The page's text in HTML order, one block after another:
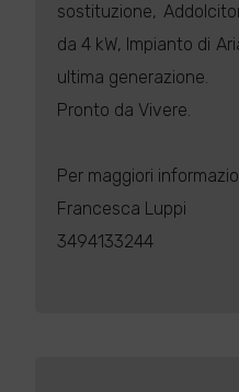
sostituzione,
da 4 kW, Impianto di
ultima generazione.
Pronto da Vivere.
Per maggiori
Francesca Luppi
3494133244